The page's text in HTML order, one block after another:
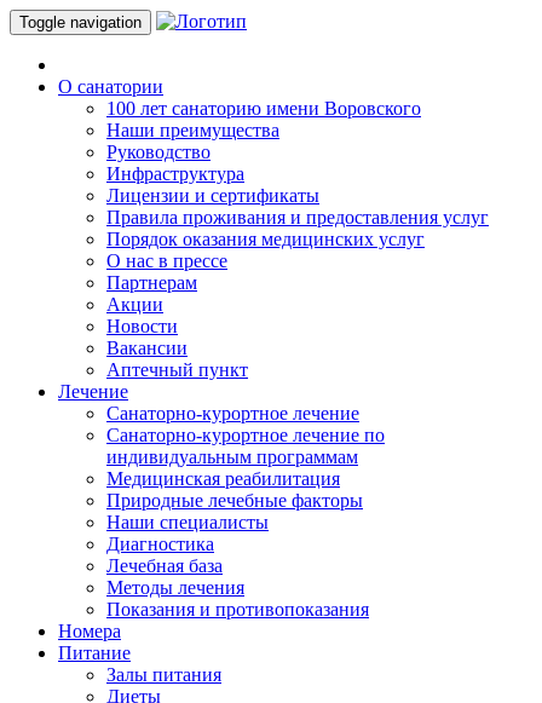
Toggle navigation
О санатории
100 лет санаторию имени Воровского
Наши преимущества
Руководство
Инфраструктура
Лицензии и сертификаты
Правила проживания и предоставления услуг
Порядок оказания медицинских услуг
О нас в прессе
Партнерам
Акции
Новости
Вакансии
Аптечный пункт
Лечение
Санаторно-курортное лечение
Санаторно-курортное лечение по
индивидуальным программам
Медицинская реабилитация
Природные лечебные факторы
Наши специалисты
Диагностика
Лечебная база
Методы лечения
Показания и противопоказания
Номера
Питание
Залы питания
Диеты